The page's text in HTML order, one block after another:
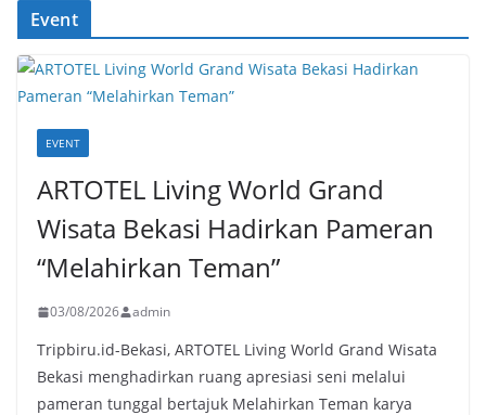
Event
EVENT
ARTOTEL Living World Grand
Wisata Bekasi Hadirkan Pameran
“Melahirkan Teman”
03/08/2026 admin
Tripbiru.id-Bekasi, ARTOTEL Living World Grand Wisata
Bekasi menghadirkan ruang apresiasi seni melalui
pameran tunggal bertajuk Melahirkan Teman karya